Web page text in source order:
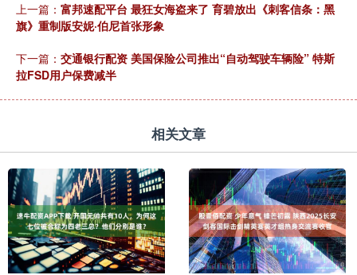
上一篇： 富邦速配平台 最狂女海盗来了 育碧放出《刺客信条：黑
旗》重制版安妮·伯尼首张形象
下一篇： 交通银行配资 美国保险公司推出“自动驾驶车辆险” 特斯
拉FSD用户保费减半
相关文章